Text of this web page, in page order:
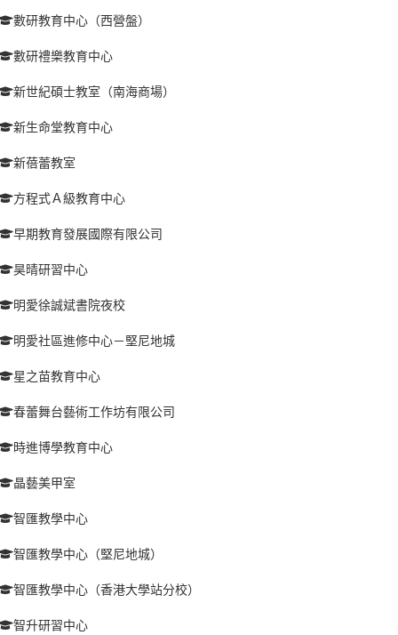
數研教育中心（西營盤）
數研禮樂教育中心
新世紀碩士教室（南海商場）
新生命堂教育中心
新蓓蕾教室
方程式Ａ級教育中心
早期教育發展國際有限公司
昊晴研習中心
明愛徐誠斌書院夜校
明愛社區進修中心－堅尼地城
星之苗教育中心
春蕾舞台藝術工作坊有限公司
時進博學教育中心
晶藝美甲室
智匯教學中心
智匯教學中心（堅尼地城）
智匯教學中心（香港大學站分校）
智升研習中心